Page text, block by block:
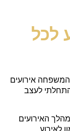
לכל
אירועים
והתחלתי לעצב
האירועים